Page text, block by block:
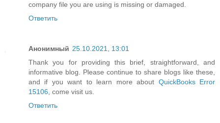
company file you are using is missing or damaged.
Ответить
Анонимный 25.10.2021, 13:01
Thank you for providing this brief, straightforward, and
informative blog. Please continue to share blogs like these,
and if you want to learn more about QuickBooks Error
15106, come visit us.
Ответить